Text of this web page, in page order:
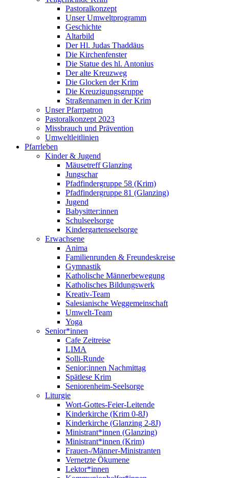
Pastoralkonzept
Unser Umweltprogramm
Geschichte
Altarbild
Der Hl. Judas Thaddäus
Die Kirchenfenster
Die Statue des hl. Antonius
Der alte Kreuzweg
Die Glocken der Krim
Die Kreuzigungsgruppe
Straßennamen in der Krim
Unser Pfarrpatron
Pastoralkonzept 2023
Missbrauch und Prävention
Umweltleitlinien
Pfarrleben
Kinder & Jugend
Mäusetreff Glanzing
Jungschar
Pfadfindergruppe 58 (Krim)
Pfadfindergruppe 81 (Glanzing)
Jugend
Babysitter:innen
Schulseelsorge
Kindergartenseelsorge
Erwachsene
Anima
Familienrunden & Freundeskreise
Gymnastik
Katholische Männerbewegung
Katholisches Bildungswerk
Kreativ-Team
Salesianische Weggemeinschaft
Umwelt-Team
Yoga
Senior*innen
Cafe Zeitreise
LIMA
Solli-Runde
Senior:innen Nachmittag
Spätlese Krim
Seniorenheim-Seelsorge
Liturgie
Wort-Gottes-Feier-Leitende
Kinderkirche (Krim 0-8J)
Kinderkirche (Glanzing 2-8J)
Ministrant*innen (Glanzing)
Ministrant*innen (Krim)
Frauen-/Männer-Ministranten
Vernetzte Ökumene
Lektor*innen